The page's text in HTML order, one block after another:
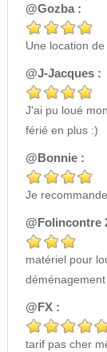
@Gozba :
Une location
@J-Jacques :
J'ai pu loué
férié en plus :)
@Bonnie :
Je
@Folincontre
matériel pour
déménagement
@FX :
tarif pas cher